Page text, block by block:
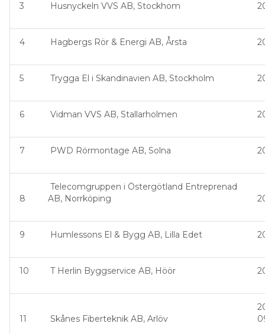
3 Husnyckeln VVS AB, Stockhom
4 Hagbergs Rör & Energi AB, Årsta
5 Trygga El i Skandinavien AB, Stockholm
6 Vidman VVS AB, Stallarholmen
7 PWD Rörmontage AB, Solna
8
Telecomgruppen i Östergötland Entreprenad
AB, Norrköping
9 Humlessons El & Bygg AB, Lilla Edet
10 T Herlin Byggservice AB, Höör
11 Skånes Fiberteknik AB, Arlöv